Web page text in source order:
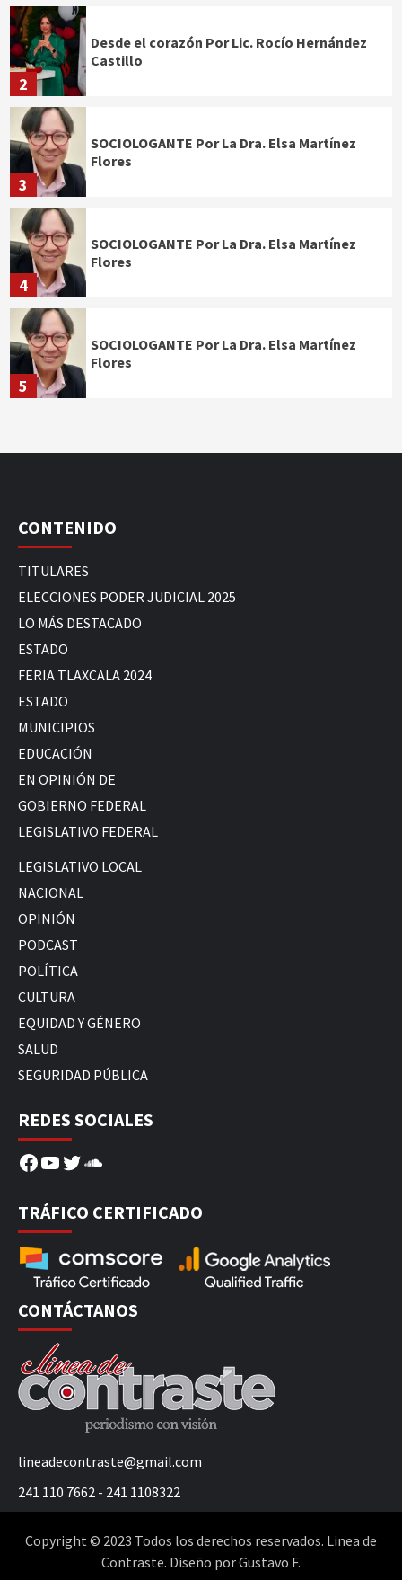
2
Desde el corazón Por Lic. Rocío Hernández
Castillo
3
SOCIOLOGANTE Por La Dra. Elsa Martínez
Flores
4
SOCIOLOGANTE Por La Dra. Elsa Martínez
Flores
5
SOCIOLOGANTE Por La Dra. Elsa Martínez
Flores
CONTENIDO
TITULARES
ELECCIONES PODER JUDICIAL 2025
LO MÁS DESTACADO
ESTADO
FERIA TLAXCALA 2024
ESTADO
MUNICIPIOS
EDUCACIÓN
EN OPINIÓN DE
GOBIERNO FEDERAL
LEGISLATIVO FEDERAL
LEGISLATIVO LOCAL
NACIONAL
OPINIÓN
PODCAST
POLÍTICA
CULTURA
EQUIDAD Y GÉNERO
SALUD
SEGURIDAD PÚBLICA
REDES SOCIALES
Facebook
YouTube
Twitter
SoundCloud
TRÁFICO CERTIFICADO
CONTÁCTANOS
lineadecontraste@gmail.com
241 110 7662 - 241 1108322
Copyright © 2023 Todos los derechos reservados. Linea de
Contraste. Diseño por Gustavo F.